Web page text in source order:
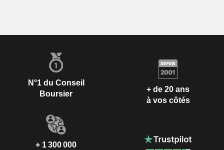
N°1 du Conseil
Boursier
+ de 20 ans
à vos côtés
+ 1 300 000